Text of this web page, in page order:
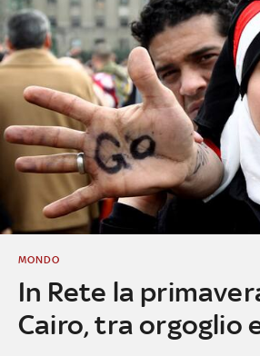
In Rete la
Cairo, tra orgoglio
MONDO